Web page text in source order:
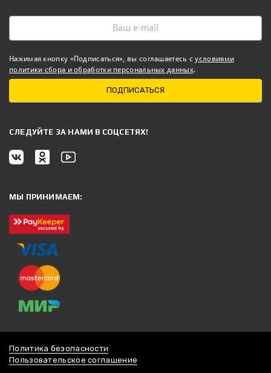
Нажимая кнопку «Подписаться», вы соглашаетесь сусловиями
политики сбора и обработки персональных данных.
ПОДПИСАТЬСЯ
CЛЕДУЙТЕ ЗА НАМИ В СОЦСЕТЯХ!
МЫ ПРИНИМАЕМ:
Политика безопасности
Пользовательское соглашение